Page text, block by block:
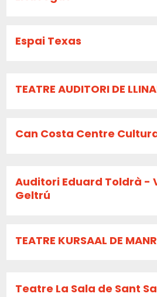
Espai Texas
TEATRE AUDITORI DE
Can Costa Centre
Auditori Eduard Toldrà -
Geltrú
TEATRE KURSAAL DE
Teatre La Sala de Sant